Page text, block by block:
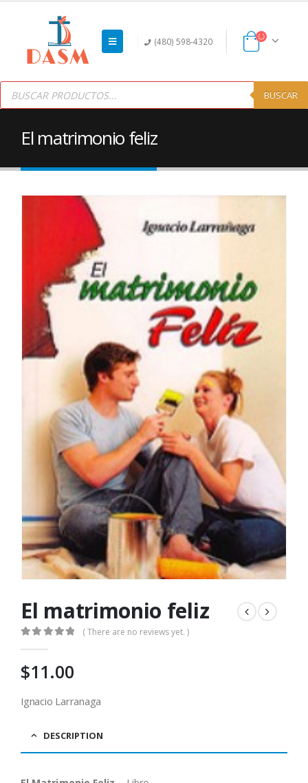
(480) 598-4320
Products
search BUSCAR
El matrimonio feliz
El matrimonio feliz
( There are no reviews yet. )
$11.00
Ignacio Larranaga
DESCRIPTION